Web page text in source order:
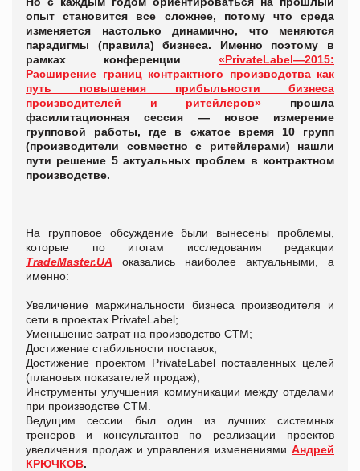
опыт становится все сложнее, потому что среда
изменяется настолько динамично, что меняются
парадигмы (правила) бизнеса. Именно поэтому в
рамках конференции
«PrivateLabel—2015:
Расширение границ контрактного производства как
путь повышения прибыльности бизнеса
производителей и ритейлеров»
прошла
фасилитационная сессия — новое измерение
групповой работы, где в сжатое время 10 групп
(производители совместно с ритейлерами) нашли
пути решение 5 актуальных проблем в контрактном
производстве.
На групповое обсуждение были вынесены проблемы,
которые по итогам исследования редакции
TradeMaster.UA оказались наиболее актуальными, а
именно:
Увеличение маржинальности бизнеса производителя и
сети в проектах PrivateLаbel;
Уменьшение затрат на производство СТМ;
Достижение стабильности поставок;
Достижение проектом PrivateLаbel поставленных целей
(плановых показателей продаж);
Инструменты улучшения коммуникации между отделами
при производстве СТМ.
Ведущим сессии был один из лучших системных
тренеров и консультантов по реализации проектов
увеличения продаж и управления изменениями Андрей
КРЮЧКОВ.